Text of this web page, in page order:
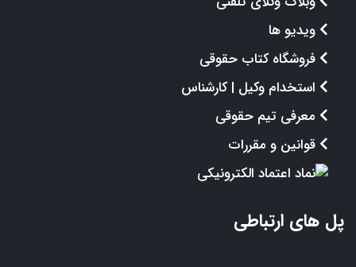
ویدیو ها
فروشگاه کتاب حقوقی
استخدام وکیل | کارشناس
معرفی تیم حقوقی
قوانین و مقررات
پل های ارتباطی